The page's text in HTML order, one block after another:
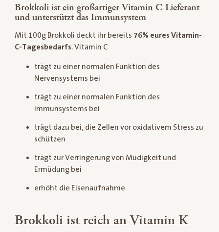
Brokkoli ist ein großartiger Vitamin C-Lieferant
und unterstützt das Immunsystem
Mit 100g Brokkoli deckt ihr bereits 76% eures Vitamin-
C-Tagesbedarfs. Vitamin C
trägt zu einer normalen Funktion des
Nervensystems bei
trägt zu einer normalen Funktion des
Immunsystems bei
trägt dazu bei, die Zellen vor oxidativem Stress zu
schützen
trägt zur Verringerung von Müdigkeit und
Ermüdung bei
erhöht die Eisenaufnahme
Brokkoli ist reich an Vitamin K